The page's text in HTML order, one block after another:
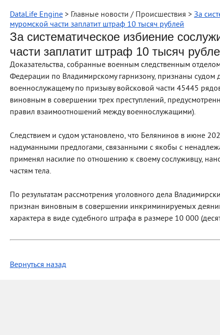
DataLife Engine > Главные новости / Происшествия > За
муромской части заплатит штраф 10 тысяч рублей
За систематическое избиение
части заплатит штраф 10 тысяч
Доказательства, собранные военным следственным
Федерации по Владимирскому гарнизону, признаны судом
военнослужащему по призыву войсковой части 45445
виновным в совершении трех преступлений,
правил взаимоотношений между военнослужащими).
Следствием и судом установлено, что Белянинов в июне
надуманными предлогами, связанными с якобы с
применял насилие по отношению к своему сослуживцу,
частям тела.
По результатам рассмотрения уголовного дела
признан виновным в совершении инкриминируемых
характера в виде судебного штрафа в размере 10 000
Вернуться назад